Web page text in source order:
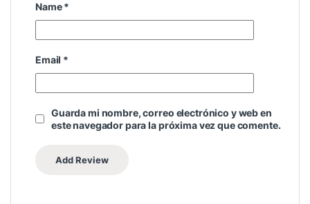
Name*
Email *
Guarda mi nombre, correo electrónico y web en
este navegador para la próxima vez que comente.